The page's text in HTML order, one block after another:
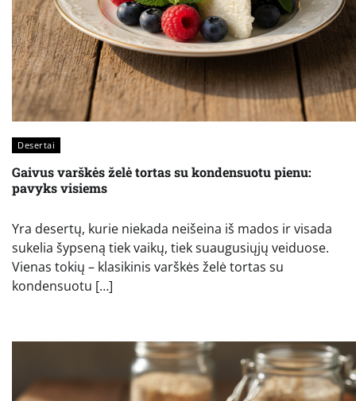
Desertai
Gaivus varškės želė tortas su kondensuotu pienu:
pavyks visiems
Yra desertų, kurie niekada neišeina iš mados ir visada
sukelia šypseną tiek vaikų, tiek suaugusiųjų veiduose.
Vienas tokių – klasikinis varškės želė tortas su
kondensuotu […]